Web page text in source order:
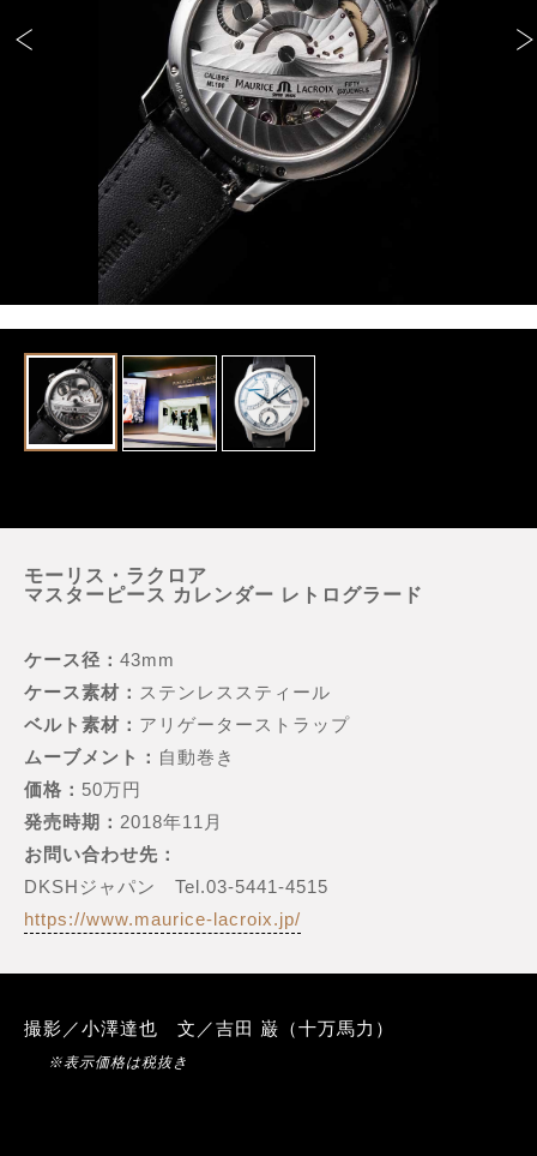
モーリス・ラクロア
マスターピース カレンダー レトログラード
ケース径： 43mm
ケース素材： ステンレススティール
ベルト素材： アリゲーターストラップ
ムーブメント： 自動巻き
価格： 50万円
発売時期： 2018年11月
お問い合わせ先：
DKSHジャパン Tel.03-5441-4515
https://www.maurice-lacroix.jp/
撮影／小澤達也 文／吉田 巌（十万馬力）
※表示価格は税抜き